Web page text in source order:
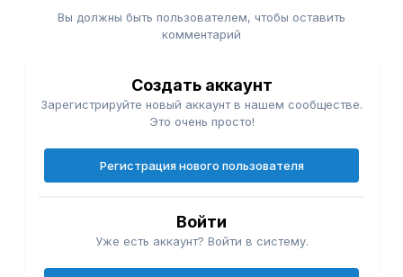
Вы должны быть пользователем, чтобы оставить
комментарий
Создать аккаунт
Зарегистрируйте новый аккаунт в нашем сообществе.
Это очень просто!
Регистрация нового пользователя
Войти
Уже есть аккаунт? Войти в систему.